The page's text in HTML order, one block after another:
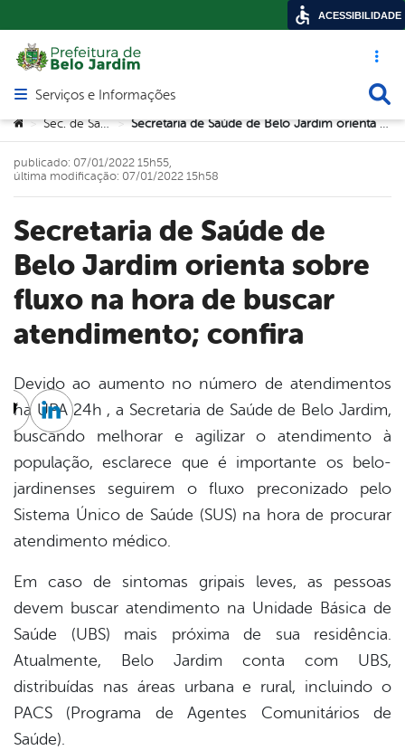
Acesso
Abrir menu principal de navegação
Serviços e Informações
Você está aqui:
> Sec. de Saúde > Secretaria de Saúde de Belo Jardim orienta sobre fluxo na hora de buscar atendimento; confira
Secretaria de Saúde de
Belo Jardim orienta sobre
fluxo na hora de buscar
atendimento; confira
publicado: 07/01/2022 15h55,
última modificação: 07/01/2022 15h58
Devido ao aumento no número de atendimentos
na UPA 24h , a Secretaria de Saúde de Belo Jardim,
buscando melhorar e agilizar o atendimento à
população, esclarece que é importante os belo-
jardinenses seguirem o fluxo preconizado pelo
Sistema Único de Saúde (SUS) na hora de procurar
atendimento médico.
Em caso de sintomas gripais leves, as pessoas
devem buscar atendimento na Unidade Básica de
Saúde (UBS) mais próxima de sua residência.
Atualmente, Belo Jardim conta com UBS,
distribuídas nas áreas urbana e rural, incluindo o
PACS (Programa de Agentes Comunitários de
Saúde).
TwitterLinkedin
ACESSIBILIDADE